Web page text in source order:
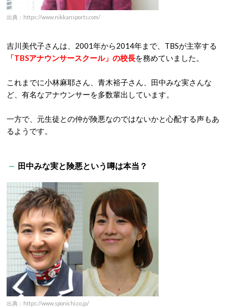
出典：https://www.nikkansports.com/
吉川美代子さんは、2001年から2014年まで、TBSが主宰する
「TBSアナウンサースクール」の校長を務めていました。
これまでに小林麻耶さん、青木裕子さん、田中みな実さんな
ど、有名なアナウンサーを多数輩出しています。
一方で、元生徒との仲が険悪なのではないかと心配する声もあ
るようです。
田中みな実と険悪という噂は本当？
出典：https://www.sponichi.co.jp/